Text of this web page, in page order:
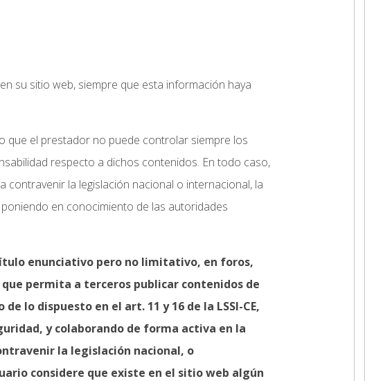
su sitio web, siempre que esta información haya
que el prestador no puede controlar siempre los
respecto a dichos contenidos. En todo caso,
la legislación nacional o internacional, la
en conocimiento de las autoridades
enunciativo pero no limitativo, en foros,
permita a terceros publicar contenidos de
lo dispuesto en el art. 11 y 16 de la LSSI-CE,
y colaborando de forma activa en la
la legislación nacional, o
considere que existe en el sitio web algún